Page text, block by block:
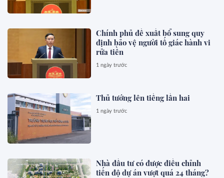
Chính phủ đề xuất bổ sung quy
định bảo vệ người tố giác hành vi
rửa tiền
1 ngày trước
Thủ tướng lên tiếng lần hai
1 ngày trước
Nhà đầu tư có được điều chỉnh
tiến độ dự án vượt quá 24 tháng?